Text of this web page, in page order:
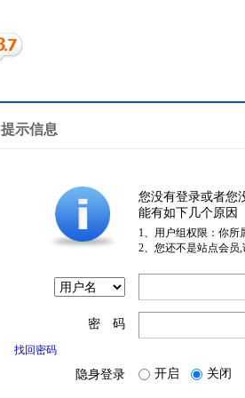
提示信息
您没有登录或者您
能有如下几个原因
1、用户组权限：你所
2、您还不是站点会员
密 码
找回密码
隐身登录 开启 关闭